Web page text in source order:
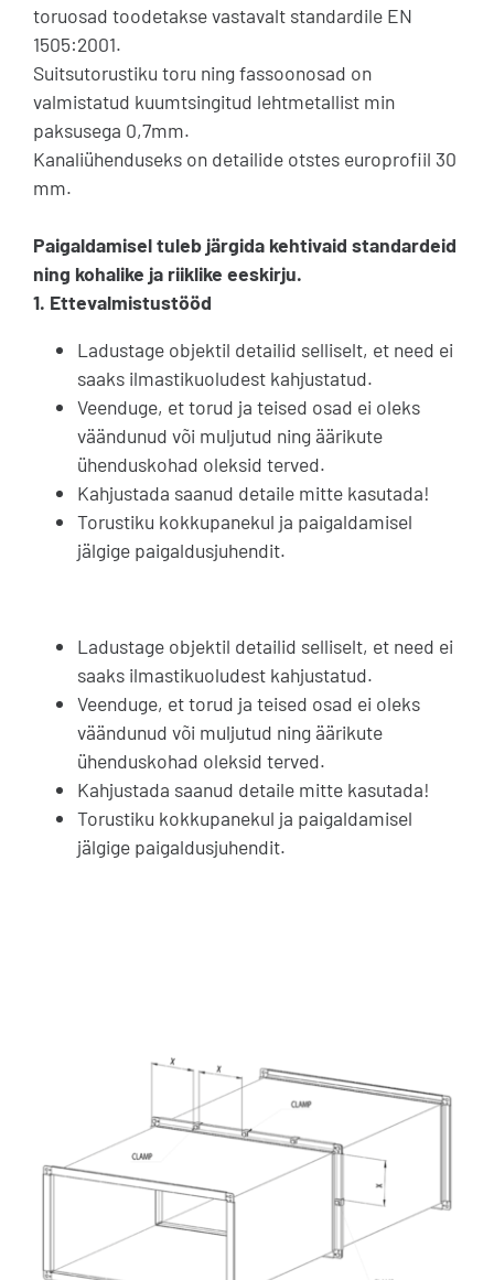
toruosad toodetakse vastavalt standardile EN
1505:2001.
Suitsutorustiku toru ning fassoonosad on
valmistatud kuumtsingitud lehtmetallist min
paksusega 0,7mm.
Kanaliühenduseks on detailide otstes europrofiil 30
mm.
Paigaldamisel tuleb järgida kehtivaid standardeid
ning kohalike ja riiklike eeskirju.
1. Ettevalmistustööd
Ladustage objektil detailid selliselt, et need ei
saaks ilmastikuoludest kahjustatud.
Veenduge, et torud ja teised osad ei oleks
väändunud või muljutud ning äärikute
ühenduskohad oleksid terved.
Kahjustada saanud detaile mitte kasutada!
Torustiku kokkupanekul ja paigaldamisel
jälgige paigaldusjuhendit.
Ladustage objektil detailid selliselt, et need ei
saaks ilmastikuoludest kahjustatud.
Veenduge, et torud ja teised osad ei oleks
väändunud või muljutud ning äärikute
ühenduskohad oleksid terved.
Kahjustada saanud detaile mitte kasutada!
Torustiku kokkupanekul ja paigaldamisel
jälgige paigaldusjuhendit.